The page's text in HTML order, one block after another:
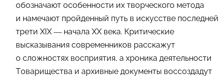
обозначают особенности их творческого метода
и намечают пройденный путь в искусстве последней
трети XIX — начала XX века. Критические
высказывания современников расскажут
о сложностях восприятия, а хроника деятельности
Товарищества и архивные документы воссоздадут